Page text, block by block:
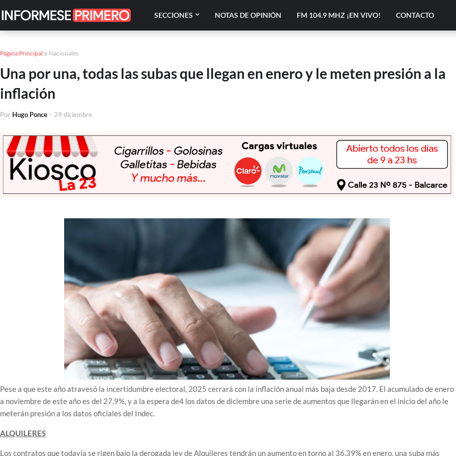
SECCIONES NOTAS DE OPINIÓN FM 104.9 MHZ ¡EN VIVO! CONTACTO
Página Principal Nacionales
Una por una, todas las subas que llegan en enero y le meten presión a la
inflación
Por Hugo Ponce - 29 diciembre
Pese a que este año atravesó la incertidumbre electoral, 2025 cerrará con la inflación anual más baja desde 2017. El acumulado de enero
a noviembre de este año es del 27,9%, y a la espera de4 los datos de diciembre una serie de aumentos que llegarán en el inicio del año le
meterán presión a los datos oficiales del Indec.
ALQUILERES
Los contratos que todavía se rigen bajo la derogada ley de Alquileres tendrán un aumento en torno al 36,39% en enero, una suba más